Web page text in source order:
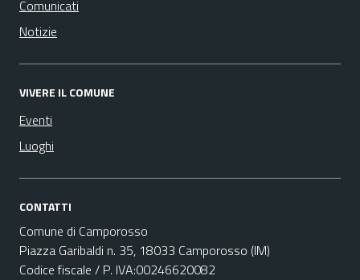
Comunicati
Notizie
VIVERE IL COMUNE
Eventi
Luoghi
CONTATTI
Comune di Camporosso
Piazza Garibaldi n. 35, 18033 Camporosso (IM)
Codice fiscale / P. IVA:00246620082